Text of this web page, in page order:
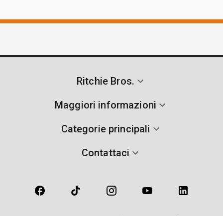
Ritchie Bros.
Maggiori informazioni
Categorie principali
Contattaci